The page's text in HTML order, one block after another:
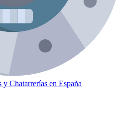
y Chatarrerías en España